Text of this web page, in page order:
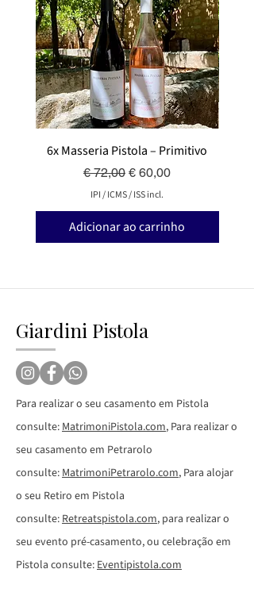
6x Masseria Pistola – Primitivo
Preço normal
€ 72,00 Preço promocional
€ 60,00
IPI / ICMS / ISS incl.
Adicionar ao carrinho
Giardini Pistola
Para realizar o seu casamento em Pistola
consulte:MatrimoniPistola.com, Para realizar o
seu casamento em Petrarolo
consulte:MatrimoniPetrarolo.com, Para alojar
o seu Retiro em Pistola
consulte:Retreatspistola.com, para realizar o
seu evento pré-casamento, ou celebração em
Pistola consulte:Eventipistola.com